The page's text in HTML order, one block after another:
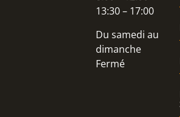
13:30 – 17:00
Du samedi au
dimanche
Fermé